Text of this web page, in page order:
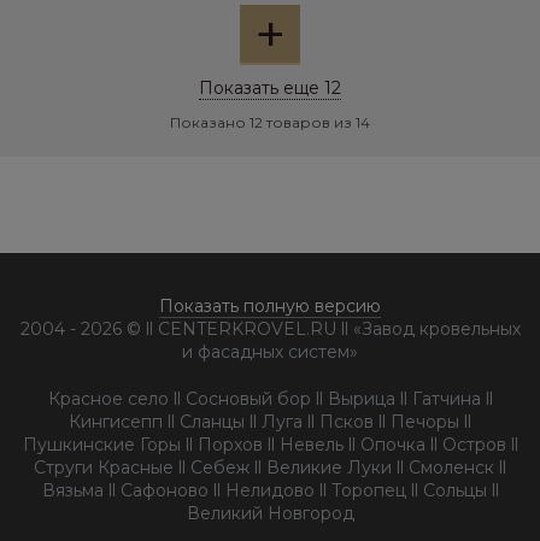
+
Показать еще 12
Показано 12 товаров из 14
Показать полную версию
2004 - 2026 © ll CENTERKROVEL.RU ll «Завод кровельных
и фасадных систем»
Красное село ll Сосновый бор ll Вырица ll Гатчина ll
Кингисепп ll Сланцы ll Луга ll Псков ll Печоры ll
Пушкинские Горы ll Порхов ll Невель ll Опочка ll Остров ll
Струги Красные ll Себеж ll Великие Луки ll Смоленск ll
Вязьма ll Сафоново ll Нелидово ll Торопец ll Сольцы ll
Великий Новгород